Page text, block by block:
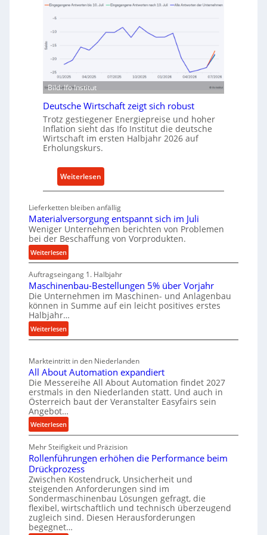
I
i
e
-
s
z
t
i
l
e
n
n
h
d
ü
r
n
a
c
h
a
t
i
g
e
W
z
e
u
p
r
o
s
s
Bild: Ifo Institut
Deutsche Wirtschaft zeigt sich robust
Trotz gestiegener Energiepreise und hoher
Inflation sieht das Ifo Institut die deutsche
Wirtschaft im ersten Halbjahr 2026 auf
Erholungskurs.
Weiterlesen
D
u
t
s
h
e
W
s
h
a
f
t
i
g
t
s
i
c
h
Lieferketten bleiben anfällig
Materialversorgung entspannt sich im Juli
Weniger Unternehmen berichten von Problemen
bei der Beschaffung von Vorprodukten.
Weiterlesen:
M
a
t
e
r
i
a
l
e
r
s
o
u
n
g
e
n
t
s
p
a
Auftragseingang 1. Halbjahr
Maschinenbau-Bestellungen 5% über Vorjahr
Die Unternehmen im Maschinen- und Anlagenbau
können in Summe auf ein leicht positives erstes
Halbjahr…
Weiterlesen:
M
s
c
h
i
n
e
n
a
u
B
e
s
t
e
Markteintritt in den Niederlanden
All About Automation expandiert
Die Messereihe All About Automation findet 2027
erstmals in den Niederlanden statt. Und auch in
Österreich baut der Veranstalter Easyfairs sein
Angebot…
Weiterlesen:
A
l
l
A
b
o
u
t
Mehr Steifigkeit und Präzision
Rollenführungen erhöhen die Performance beim
Drückprozess
Zwischen Kostendruck, Unsicherheit und
steigenden Anforderungen sind im
Sondermaschinenbau Lösungen gefragt, die
flexibel, wirtschaftlich und technisch überzeugend
zugleich sind. Diesen Herausforderungen
begegnet…